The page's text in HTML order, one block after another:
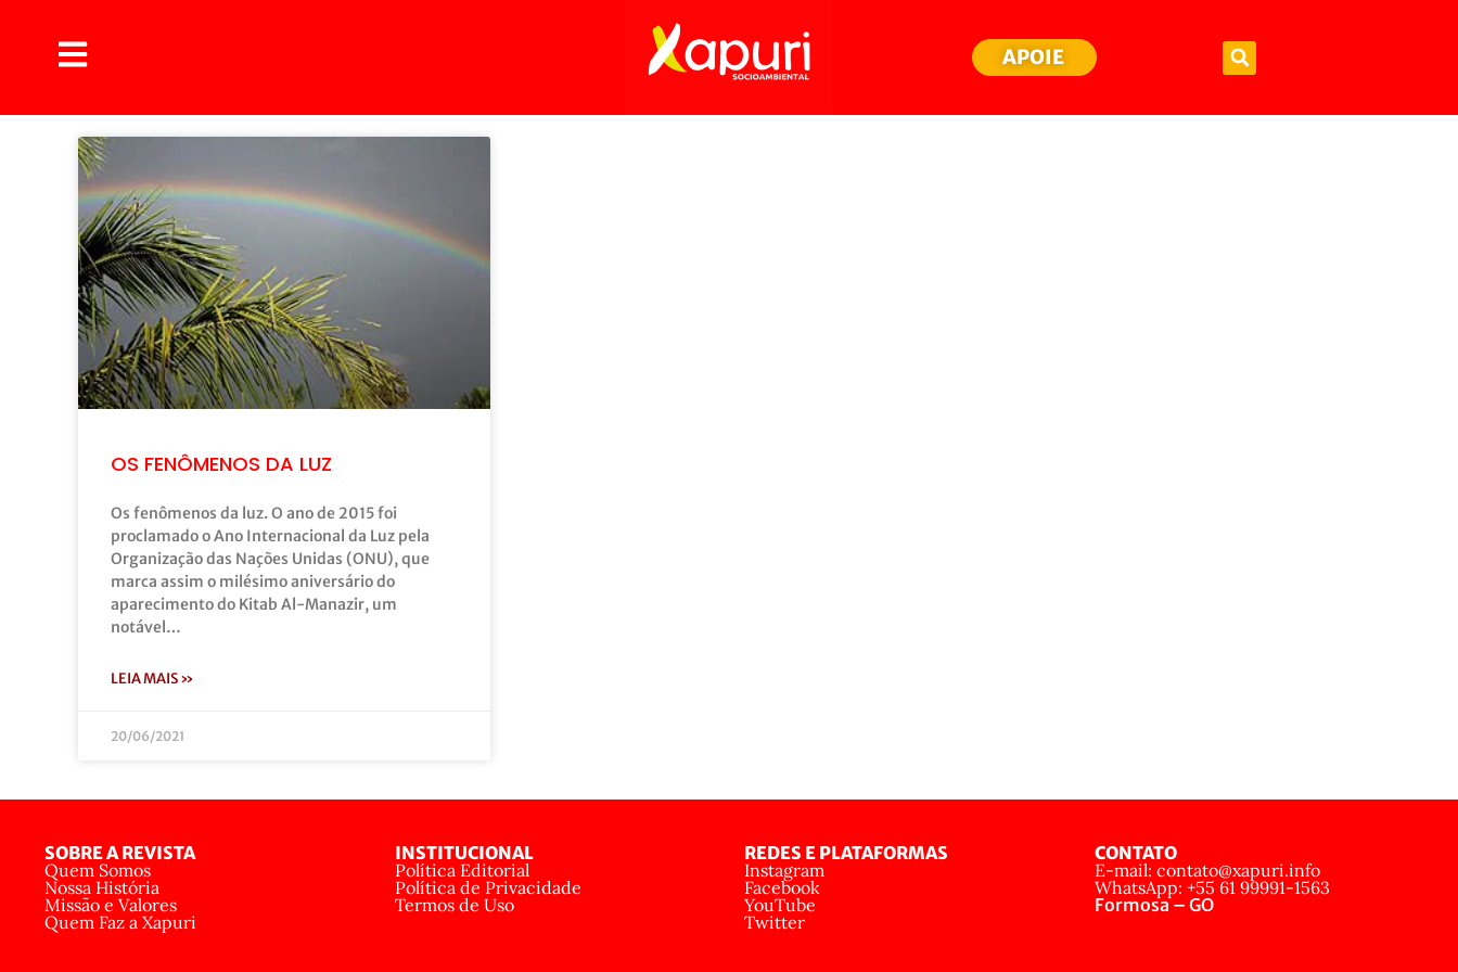
APOIE
OS FENÔMENOS DA LUZ
Os fenômenos da luz. O ano de 2015 foi
proclamado o Ano Internacional da Luz pela
Organização das Nações Unidas (ONU), que
marca assim o milésimo aniversário do
aparecimento do Kitab Al-Manazir, um
notável…
LEIA MAIS »
20/06/2021
SOBRE A REVISTA
Quem Somos
Nossa História
Missão e Valores
Quem Faz a Xapuri
INSTITUCIONAL
Política Editorial
Política de Privacidade
Termos de Uso
REDES E PLATAFORMAS
Instagram
Facebook
YouTube
Twitter
CONTATO
E-mail: contato@xapuri.info
WhatsApp: +55 61 99991-1563
Formosa – GO